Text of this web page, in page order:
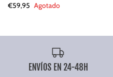
€59,95 Agotado
ENVÍOS EN 24-48H